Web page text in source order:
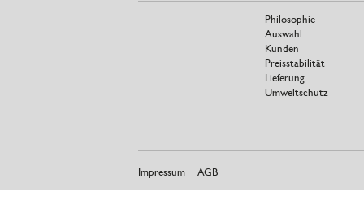
Philosophie
Auswahl
Kunden
Preisstabilität
Lieferung
Umweltschutz
Impressum AGB